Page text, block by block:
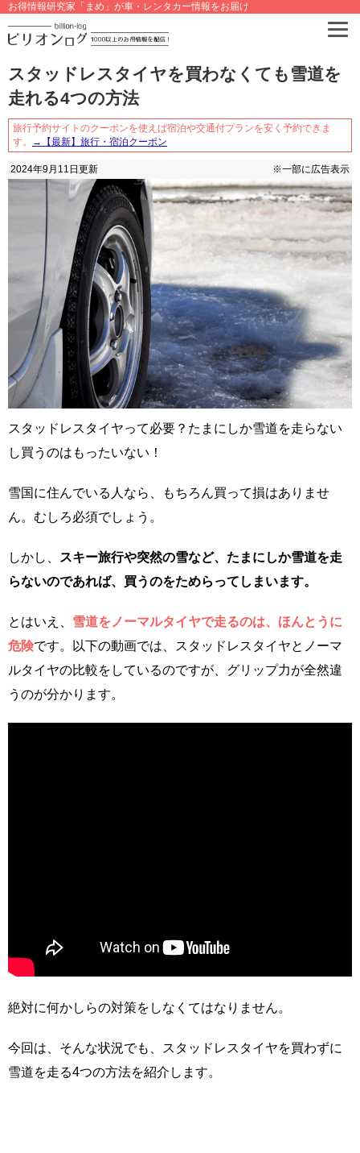
お得情報研究家「まめ」が車・レンタカー情報をお届け
スタッドレスタイヤを買わなくても雪道を
走れる4つの方法
旅行予約サイトのクーポンを使えば宿泊や交通付プランを安く予約できま
す。
→【最新】旅行・宿泊クーポン
2024年9月11日 更新 ※一部に広告表示
スタッドレスタイヤって必要？たまにしか雪道を走らない
し買うのはもったいない！
雪国に住んでいる人なら、もちろん買って損はありませ
ん。むしろ必須でしょう。
しかし、
スキー旅行や突然の雪など、たまにしか雪道を走
らないのであれば、買うのをためらってしまいます。
とはいえ、 雪道をノーマルタイヤで走るのは、ほんとうに
危険です。以下の動画では、スタッドレスタイヤとノーマ
ルタイヤの比較をしているのですが、グリップ力が全然違
うのが分かります。
絶対に何かしらの対策をしなくてはなりません。
今回は、そんな状況でも、スタッドレスタイヤを買わずに
雪道を走る4つの方法を紹介します。